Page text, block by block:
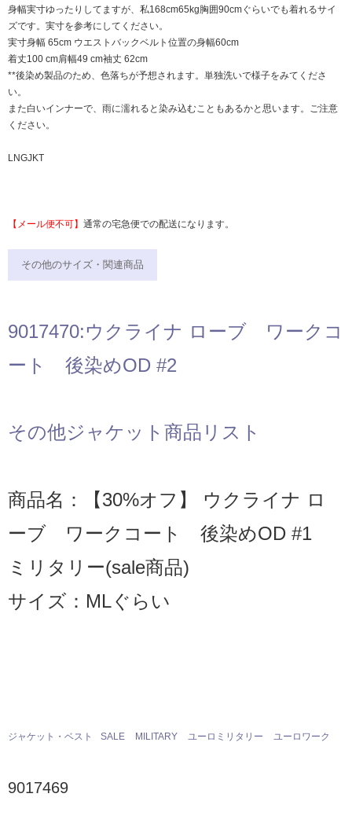
身幅実寸ゆったりしてますが、私168cm65kg胸囲90cmぐらいでも着れるサイ
ズです。実寸を参考にしてください。
実寸身幅 65cm ウエストバックベルト位置の身幅60cm
着丈100 cm肩幅49 cm袖丈 62cm
**後染め製品のため、色落ちが予想されます。単独洗いで様子をみてくださ
い。
また白いインナーで、雨に濡れると染み込むこともあるかと思います。ご注意
ください。
LNGJKT
【メール便不可】 通常の宅急便での配送になります。
その他のサイズ・関連商品
9017470:ウクライナ ローブ ワークコ
ート 後染めOD #2
その他ジャケット商品リスト
商品名：【30%オフ】 ウクライナ ロ
ーブ ワークコート 後染めOD #1
ミリタリー(sale商品)
サイズ：MLぐらい
ジャケット・ベスト SALE MILITARY ユーロミリタリー ユーロワーク
9017469